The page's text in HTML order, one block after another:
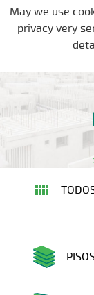
May we use
privacy very